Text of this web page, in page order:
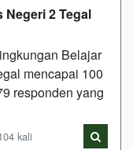
Negeri 2 Tegal
Belajar
mencapai 100
responden yang
kali